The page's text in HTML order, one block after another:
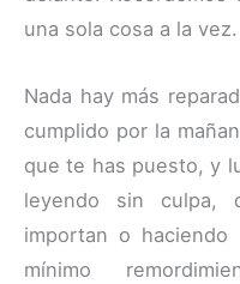
una sola cosa a la vez.
Nada hay más
cumplido por la
que te has puesto, y
leyendo sin culpa,
importan o
mínimo